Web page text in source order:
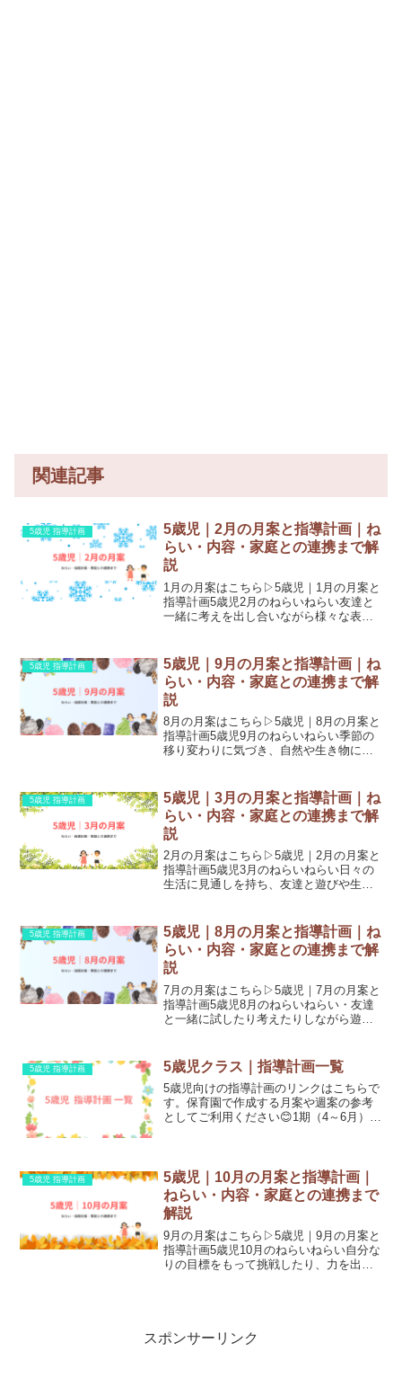
関連記事
5歳児 指導計画
5歳児｜2月の月案と指導計画｜ね
らい・内容・家庭との連携まで解
説
1月の月案はこちら▷5歳児｜1月の月案と
指導計画5歳児2月のねらいねらい友達と
一緒に考えを出し合いながら様々な表現
自信を持って過ごす。生命の保持自分の
体調を意識し、変化...
5歳児 指導計画
5歳児｜9月の月案と指導計画｜ね
らい・内容・家庭との連携まで解
説
8月の月案はこちら▷5歳児｜8月の月案と
指導計画5歳児9月のねらいねらい季節の
移り変わりに気づき、自然や生き物に興
達と力を合わせて活動することを楽し
む。頑張りを認められ...
5歳児 指導計画
5歳児｜3月の月案と指導計画｜ね
らい・内容・家庭との連携まで解
説
2月の月案はこちら▷5歳児｜2月の月案と
指導計画5歳児3月のねらいねらい日々の
生活に見通しを持ち、友達と遊びや生活
喜び合ったりしながら友達と過ごす心地
良さを感じる。生命の...
5歳児 指導計画
5歳児｜8月の月案と指導計画｜ね
らい・内容・家庭との連携まで解
説
7月の月案はこちら▷5歳児｜7月の月案と
指導計画5歳児8月のねらいねらい・友達
と一緒に試したり考えたりしながら遊ぶ
保持共用の場を大切にし、協力して片付
けや整理整頓をして...
5歳児 指導計画 5歳児クラス｜指導計画一覧
5歳児向けの指導計画のリンクはこちらで
す。保育園で作成する月案や週案の参考
としてご利用ください😊1期（4～6月）5
導計画...
5歳児 指導計画
5歳児｜10月の月案と指導計画｜
ねらい・内容・家庭との連携まで
解説
9月の月案はこちら▷5歳児｜9月の月案と
指導計画5歳児10月のねらいねらい自分な
りの目標をもって挑戦したり、力を出し
スポンサーリンク